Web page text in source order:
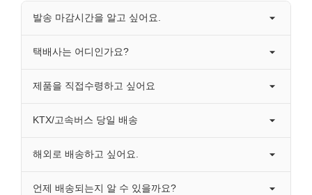
발송 마감시간을 알고 싶어요.
택배사는 어디인가요?
제품을 직접수령하고 싶어요
KTX/고속버스 당일 배송
해외로 배송하고 싶어요.
언제 배송되는지 알 수 있을까요?